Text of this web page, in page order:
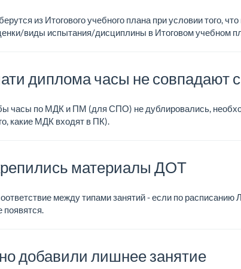
из Итогового учебного плана при условии того,
виды испытания/дисциплины в Итоговом учебном
диплома часы не совпадают
часы по МДК и ПМ (для СПО) не дублировались,
какие МДК входят в ПК).
материалы ДОТ
между типами занятий - если по
появятся.
добавили лишнее занятие